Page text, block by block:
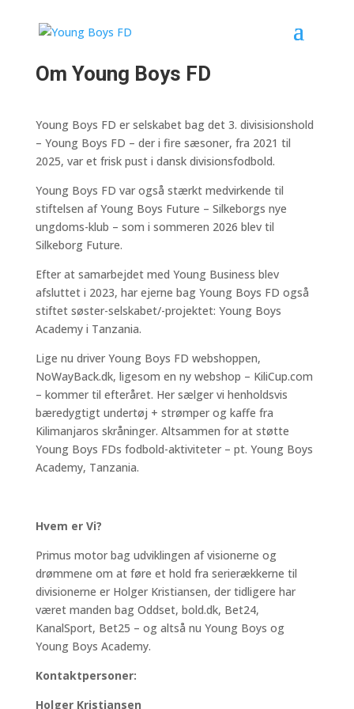
Om Young Boys FD
Young Boys FD er selskabet bag det 3. divisisionshold
– Young Boys FD – der i fire sæsoner, fra 2021 til
2025, var et frisk pust i dansk divisionsfodbold.
Young Boys FD var også stærkt medvirkende til
stiftelsen af Young Boys Future – Silkeborgs nye
ungdoms-klub – som i sommeren 2026 blev til
Silkeborg Future.
Efter at samarbejdet med Young Business blev
afsluttet i 2023, har ejerne bag Young Boys FD også
stiftet søster-selskabet/-projektet: Young Boys
Academy i Tanzania.
Lige nu driver Young Boys FD webshoppen,
NoWayBack.dk, ligesom en ny webshop – KiliCup.com
– kommer til efteråret. Her sælger vi henholdsvis
bæredygtigt undertøj + strømper og kaffe fra
Kilimanjaros skråninger. Altsammen for at støtte
Young Boys FDs fodbold-aktiviteter – pt. Young Boys
Academy, Tanzania.
Hvem er Vi?
Primus motor bag udviklingen af visionerne og
drømmene om at føre et hold fra serierækkerne til
divisionerne er Holger Kristiansen, der tidligere har
været manden bag Oddset, bold.dk, Bet24,
KanalSport, Bet25 – og altså nu Young Boys og
Young Boys Academy.
Kontaktpersoner:
Holger Kristiansen